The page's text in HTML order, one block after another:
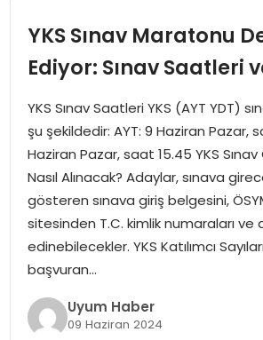
TEKNOLOJI
SAĞLIK
MAGAZIN
YAŞAM
YKS Sınav Maratonu
Ediyor: Sınav Saatleri
YKS Sınav Saatleri YKS (AYT YDT)
şu şekildedir: AYT: 9 Haziran Pazar,
Haziran Pazar, saat 15.45 YKS
Nasıl Alınacak? Adaylar, sınava
gösteren sınava giriş belgesini,
sitesinden T.C. kimlik numaraları ve
edinebilecekler. YKS Katılımcı
başvuran…
Uyum Haber
09 Haziran 2024